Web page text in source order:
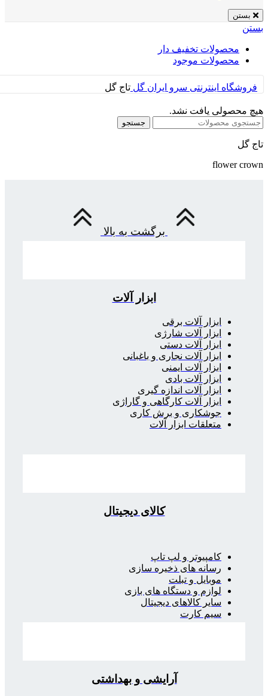
بستن
بستن
محصولات تخفیف دار
محصولات موجود
فروشگاه اینترنتی سرو ایران گل تاج گل
هیچ محصولی یافت نشد.
جستجو
تاج گل
flower crown
برگشت به بالا
ابزار آلات
ابزار آلات برقی
ابزار آلات شارژی
ابزار آلات دستی
ابزار آلات نجاری و باغبانی
ابزار آلات ایمنی
ابزار آلات بادی
ابزار آلات اندازه گیری
ابزار آلات کارگاهی و گاراژی
جوشکاری و برش کاری
متعلقات ابزار آلات
کالای دیجیتال
کامپیوتر و لپ تاپ
رسانه های ذخیره سازی
موبایل و تبلت
لوازم و دستگاه های بازی
سایر کالاهای دیجیتال
سیم کارت
آرایشی و بهداشتی